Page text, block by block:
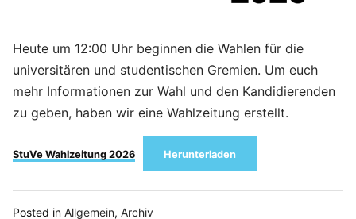
Heute um 12:00 Uhr beginnen die Wahlen für die
universitären und studentischen Gremien. Um euch
mehr Informationen zur Wahl und den Kandidierenden
zu geben, haben wir eine Wahlzeitung erstellt.
StuVe Wahlzeitung 2026 Herunterladen
Posted in Allgemein, Archiv